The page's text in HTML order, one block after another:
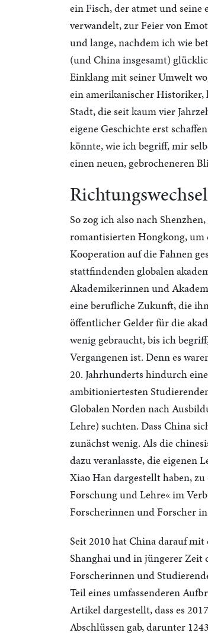
ein Fisch, der atmet und seine
verwandelt, zur Feier von
und lange, nachdem ich wie
(und China insgesamt)
Einklang mit seiner Umwelt
ein amerikanischer Historiker,
Stadt, die seit kaum vier
eigene Geschichte erst
könnte, wie ich begriff, mir
einen neuen, gebrocheneren
Richtungswechsel
So zog ich also nach
romantisierten Hongkong, um
Kooperation auf die Fahnen
stattfindenden globalen
Akademikerinnen und
eine berufliche Zukunft, die
öffentlicher Gelder für die
wenig gebraucht, bis ich
Vergangenen ist. Denn es
20. Jahrhunderts hindurch
ambitioniertesten
Globalen Norden nach
Lehre) suchten. Dass China
zunächst wenig. Als die
dazu veranlasste, die eigenen
Xiao Han dargestellt haben,
Forschung und Lehre« im
Forscherinnen und Forscher
Seit 2010 hat China darauf
Shanghai und in jüngerer Zeit
Forscherinnen und
Teil eines umfassenderen
Artikel dargestellt, dass es
Abschlüssen gab, darunter